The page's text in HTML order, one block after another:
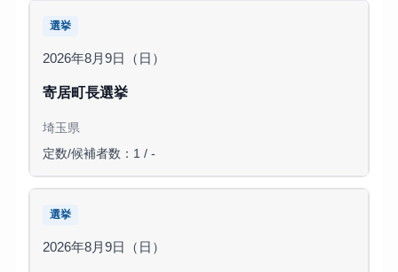
選挙
2026年8月9日（日）
寄居町長選挙
埼玉県
定数/候補者数：1 / -
選挙
2026年8月9日（日）